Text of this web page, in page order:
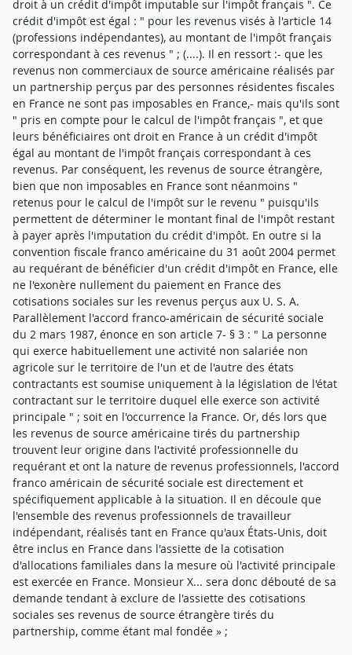
droit à un crédit d'impôt imputable sur l'impôt français ". Ce
crédit d'impôt est égal : " pour les revenus visés à l'article 14
(professions indépendantes), au montant de l'impôt français
correspondant à ces revenus " ; (....). Il en ressort :- que les
revenus non commerciaux de source américaine réalisés par
un partnership perçus par des personnes résidentes fiscales
en France ne sont pas imposables en France,- mais qu'ils sont
" pris en compte pour le calcul de l'impôt français ", et que
leurs bénéficiaires ont droit en France à un crédit d'impôt
égal au montant de l'impôt français correspondant à ces
revenus. Par conséquent, les revenus de source étrangère,
bien que non imposables en France sont néanmoins "
retenus pour le calcul de l'impôt sur le revenu " puisqu'ils
permettent de déterminer le montant final de l'impôt restant
à payer après l'imputation du crédit d'impôt. En outre si la
convention fiscale franco américaine du 31 août 2004 permet
au requérant de bénéficier d'un crédit d'impôt en France, elle
ne l'exonère nullement du paiement en France des
cotisations sociales sur les revenus perçus aux U. S. A.
Parallèlement l'accord franco-américain de sécurité sociale
du 2 mars 1987, énonce en son article 7- § 3 : " La personne
qui exerce habituellement une activité non salariée non
agricole sur le territoire de l'un et de l'autre des états
contractants est soumise uniquement à la législation de l'état
contractant sur le territoire duquel elle exerce son activité
principale " ; soit en l'occurrence la France. Or, dés lors que
les revenus de source américaine tirés du partnership
trouvent leur origine dans l'activité professionnelle du
requérant et ont la nature de revenus professionnels, l'accord
franco américain de sécurité sociale est directement et
spécifiquement applicable à la situation. Il en découle que
l'ensemble des revenus professionnels de travailleur
indépendant, réalisés tant en France qu'aux États-Unis, doit
être inclus en France dans l'assiette de la cotisation
d'allocations familiales dans la mesure où l'activité principale
est exercée en France. Monsieur X... sera donc débouté de sa
demande tendant à exclure de l'assiette des cotisations
sociales ses revenus de source étrangère tirés du
partnership, comme étant mal fondée » ;